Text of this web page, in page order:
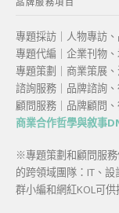
專題採訪｜人物專訪
專題代編｜企業刊物
專題策劃｜商業策展
諮詢服務｜品牌諮詢
顧問服務｜品牌顧問
商業合作哲學與敘事
※專題策劃和顧問服
的跨領域團隊：IT、
群小編和網紅KOL可供